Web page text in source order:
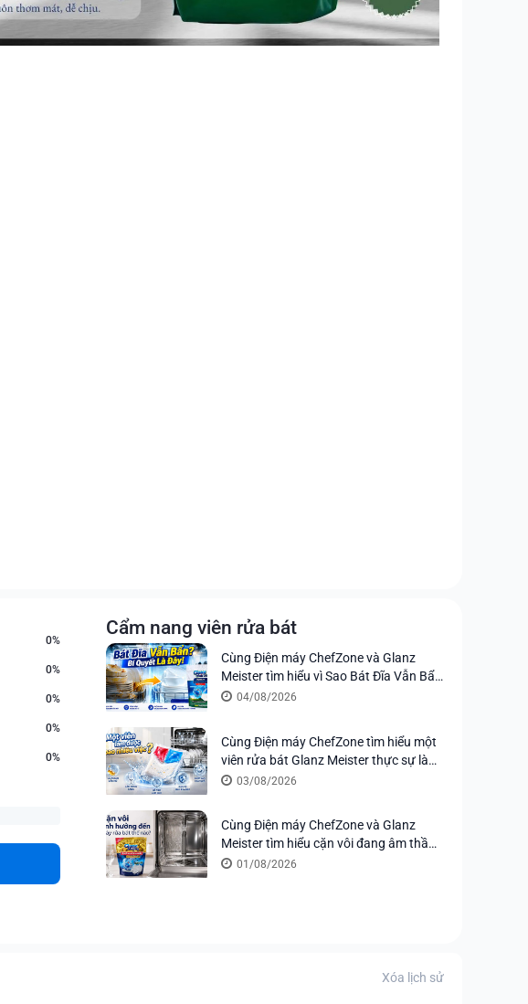
0%
0%
0%
0%
0%
Cẩm nang viên rửa bát
Cùng Điện máy ChefZone và Glanz
Meister tìm hiểu vì Sao Bát Đĩa Vẫn Bẩn
Sau Khi Rửa Máy? Bí Quyết Nằm Ở Viên
04/08/2026
Cùng Điện máy ChefZone tìm hiểu một
viên rửa bát Glanz Meister thực sự làm
được bao nhiêu việc?
03/08/2026
Cùng Điện máy ChefZone và Glanz
Meister tìm hiểu cặn vôi đang âm thầm
ảnh hưởng đến máy rửa bát thế nào?
01/08/2026
Xóa lịch sử